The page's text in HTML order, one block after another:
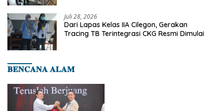
Juli 28, 2026
Dari Lapas Kelas IIA Cilegon, Gerakan
Tracing TB Terintegrasi CKG Resmi Dimulai
𝐁𝐄𝐍𝐂𝐀𝐍𝐀 𝐀𝐋𝐀𝐌